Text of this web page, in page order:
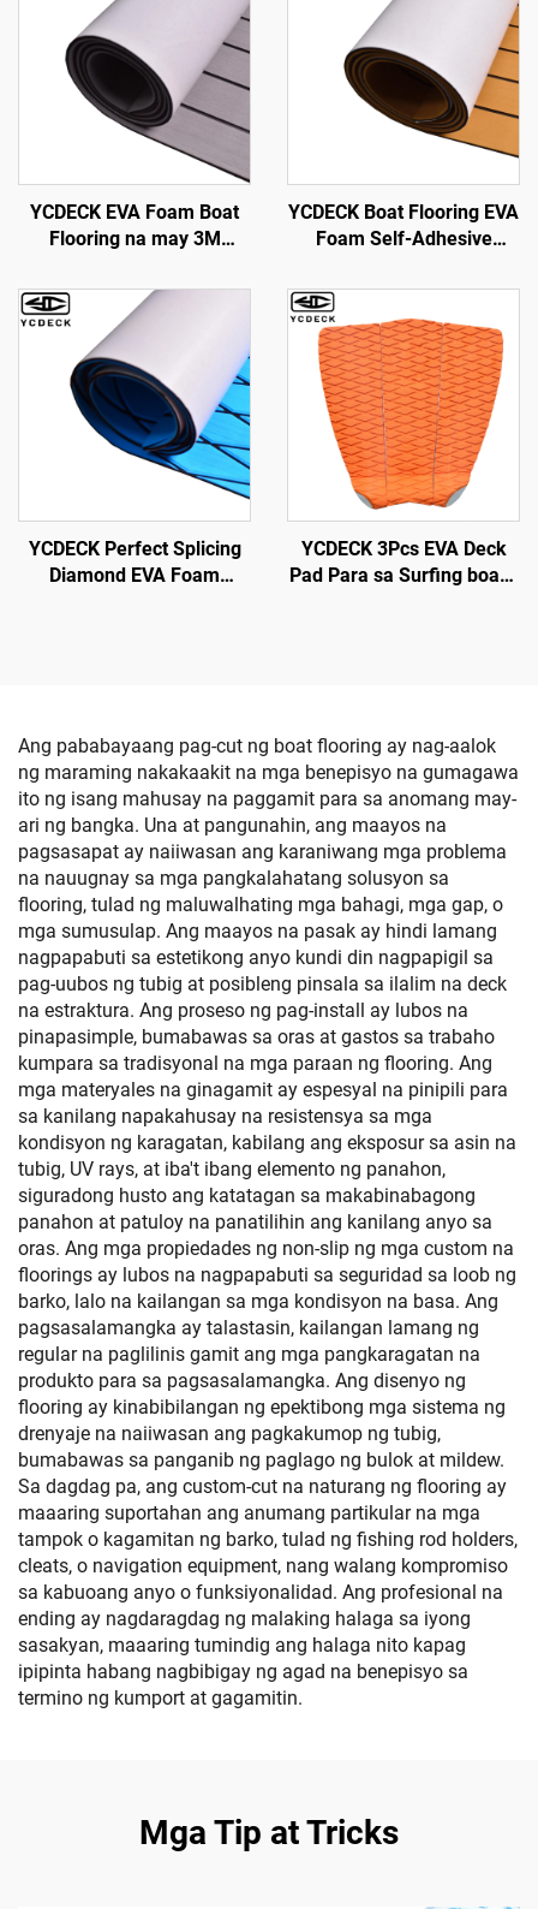
YCDECK EVA Foam Boat
Flooring na may 3M
Self-Adhesive Decking
96''x45.6''\/36''\/21.6''\/16.8''\/7.2'',
Faux Teak Sheet para sa
Jon Boats Motorboat RV
Yacht Kayak Surfboard
YCDECK Boat Flooring EVA
Foam Self-Adhesive
Faux Teak Marine Boat
Decking Sheet para sa
Motorboat RV Yacht Kayak
Swim Platform
YCDECK Perfect Splicing
Diamond EVA Foam
YCDECK 3Pcs EVA Deck
Pad Para sa Surfing board
Ang pababayaang pag-cut ng boat flooring ay nag-aalok
ng maraming nakakaakit na mga benepisyo na gumagawa
ito ng isang mahusay na paggamit para sa anomang may-
ari ng bangka. Una at pangunahin, ang maayos na
pagsasapat ay naiiwasan ang karaniwang mga problema
na nauugnay sa mga pangkalahatang solusyon sa
flooring, tulad ng maluwalhating mga bahagi, mga gap, o
mga sumusulap. Ang maayos na pasak ay hindi lamang
nagpapabuti sa estetikong anyo kundi din nagpapigil sa
pag-uubos ng tubig at posibleng pinsala sa ilalim na deck
na estraktura. Ang proseso ng pag-install ay lubos na
pinapasimple, bumabawas sa oras at gastos sa trabaho
kumpara sa tradisyonal na mga paraan ng flooring. Ang
mga materyales na ginagamit ay espesyal na pinipili para
sa kanilang napakahusay na resistensya sa mga
kondisyon ng karagatan, kabilang ang eksposur sa asin na
tubig, UV rays, at iba't ibang elemento ng panahon,
siguradong husto ang katatagan sa makabinabagong
panahon at patuloy na panatilihin ang kanilang anyo sa
oras. Ang mga propiedades ng non-slip ng mga custom na
floorings ay lubos na nagpapabuti sa seguridad sa loob ng
barko, lalo na kailangan sa mga kondisyon na basa. Ang
pagsasalamangka ay talastasin, kailangan lamang ng
regular na paglilinis gamit ang mga pangkaragatan na
produkto para sa pagsasalamangka. Ang disenyo ng
flooring ay kinabibilangan ng epektibong mga sistema ng
drenyaje na naiiwasan ang pagkakumop ng tubig,
bumabawas sa panganib ng paglago ng bulok at mildew.
Sa dagdag pa, ang custom-cut na naturang ng flooring ay
maaaring suportahan ang anumang partikular na mga
tampok o kagamitan ng barko, tulad ng fishing rod holders,
cleats, o navigation equipment, nang walang kompromiso
sa kabuoang anyo o funksiyonalidad. Ang profesional na
ending ay nagdaragdag ng malaking halaga sa iyong
sasakyan, maaaring tumindig ang halaga nito kapag
ipipinta habang nagbibigay ng agad na benepisyo sa
termino ng kumport at gagamitin.
Mga Tip at Tricks